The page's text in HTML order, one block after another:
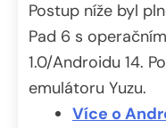
Postup níže byl
Pad 6 s
1.0/Androidu 14.
emulátoru Yuzu.
Více o